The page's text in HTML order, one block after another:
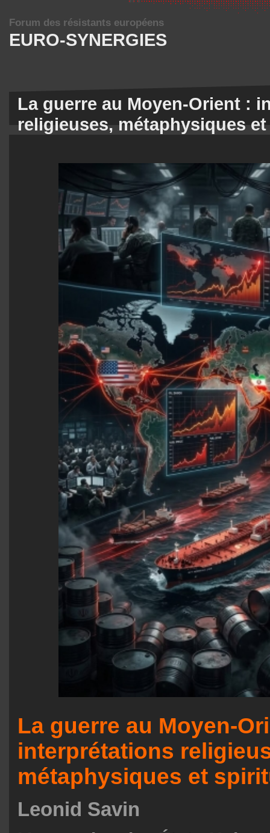
EURO-SYNERGIES
Forum des résistants européens
La guerre au Moyen-Orient :
religieuses, métaphysiques
La guerre au Moyen-
interprétations
métaphysiques et
Leonid Savin